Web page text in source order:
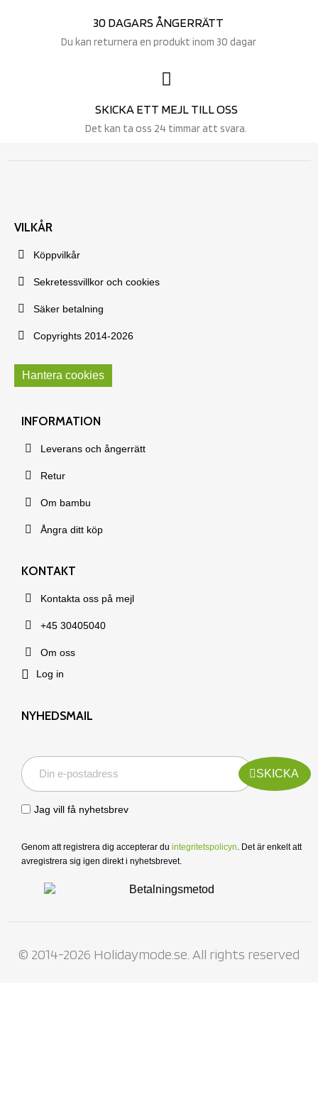
30 DAGARS ÅNGERRÄTT
Du kan returnera en produkt inom 30 dagar
SKICKA ETT MEJL TILL OSS
Det kan ta oss 24 timmar att svara.
VILKÅR
Köppvilkår
Sekretessvillkor och cookies
Säker betalning
Copyrights 2014-2026
Hantera cookies
INFORMATION
Leverans och ångerrätt
Retur
Om bambu
Ångra ditt köp
KONTAKT
Kontakta oss på mejl
+45 30405040
Om oss
Log in
NYHEDSMAIL
SKICKA
Jag vill få nyhetsbrev
Genom att registrera dig accepterar du integritetspolicyn . Det är enkelt att
avregistrera sig igen direkt i nyhetsbrevet.
© 2014-2026 Holidaymode.se. All rights reserved